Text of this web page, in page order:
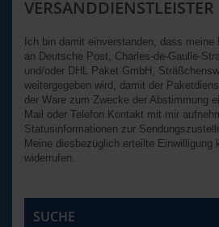
VERSANDDIENSTLEISTER
Ich bin damit einverstanden, dass meine
an Deutsche Post, Charles-de-Gaulle-
und/oder DHL Paket GmbH,
weitergegeben wird, damit der
der Ware zum Zwecke der Abstimmung
Mail oder Telefon Kontakt mit mir
Statusinformationen zur
Meine diesbezüglich erteilte Einwilligung
widerrufen.
SUCHE